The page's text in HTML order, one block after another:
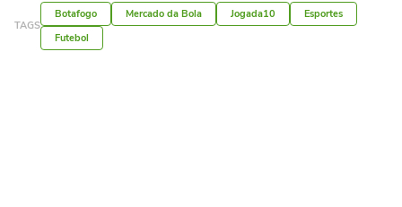
TAGS
Botafogo Mercado da Bola Jogada10
Esportes
Futebol